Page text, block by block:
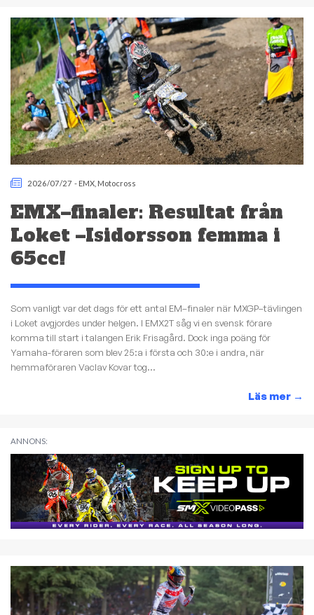
2026/07/27 - EMX Motocross
EMX–finaler: Resultat från
Loket –Isidorsson femma i
65cc!
Som vanligt var det dags för ett antal EM–finaler när MXGP–tävlingen
i Loket avgjordes under helgen. I EMX2T såg vi en svensk förare
komma till start i talangen Erik Frisagård. Dock inga poäng för
Yamaha-föraren som blev 25:a i första och 30:e i andra, när
hemmaföraren Vaclav Kovar tog...
Läs mer →
ANNONS: